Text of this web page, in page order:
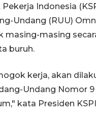
Indonesia
Undang (RUU)
masing
buruh.
kerja, akan
Undang Nomor
kata Presiden